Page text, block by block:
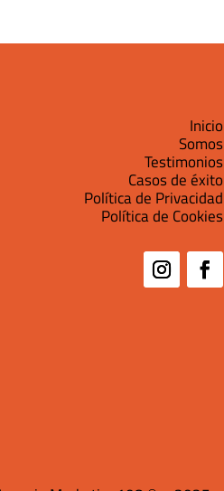
Inicio
Somos
Testimonios
Casos de éxito
Política de Privacidad
Política de Cookies